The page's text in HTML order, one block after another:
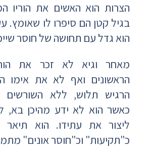
הצרות הוא האשים את הוריו
בגיל קטן הם סיפרו לו שאומץ.
הוא גדל עם תחושה של חוסר
מאחר וגיא לא זכר את
הראשונים ואף לא את אימו
הרגיש תלוש, ללא השורשים
כאשר הוא לא ידע מהיכן בא,
ליצור את עתידו. הוא תיאר
כ"תקיעות" וכ"חוסר אונים"